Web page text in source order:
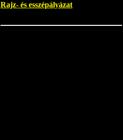
Rajz- és esszépályázat